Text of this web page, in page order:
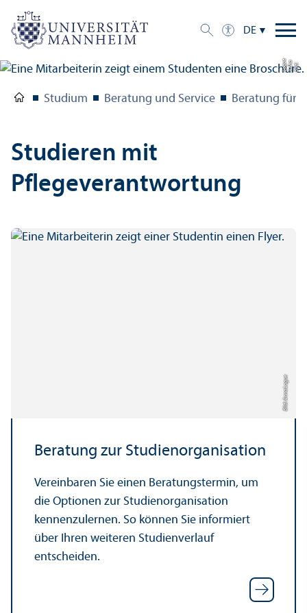
DE
Bil
d:
A
n
n
aL
o
g
u
e
Studium Beratung und Service Beratung für
Studieren mit
Pflegeverantwortung
Bild: Anna Logue
Beratung zur Studien­organisation
Vereinbaren Sie einen Beratungs­termin, um
die Optionen zur Studien­organisation
kennenzulernen. So können Sie informiert
über Ihren weiteren Studien­verlauf
entscheiden.